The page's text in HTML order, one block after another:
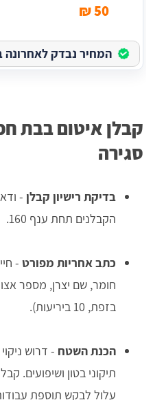
50 ₪
המחיר נבדק לאחרונה
קבלן איטום בבת
סגירה
בדיקת רישיון קבלן -
הקבלנים תחת ענף 160.
כתב אחריות מפורט -
בזפת, 10 ביריעות).
הכנת השטח
תיקוני בטון
עלול לבקש תוספת